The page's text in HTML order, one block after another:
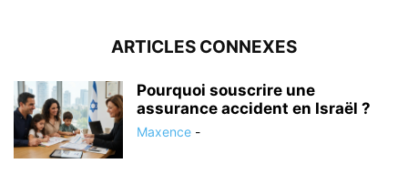
ARTICLES CONNEXES
Pourquoi souscrire une
assurance accident en Israël ?
Maxence -